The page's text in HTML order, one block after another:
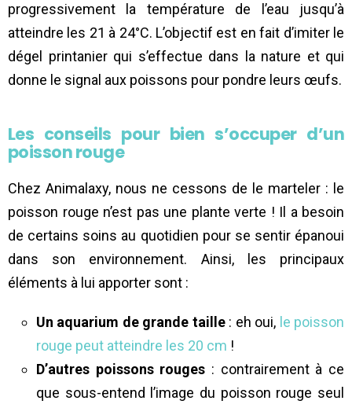
progressivement la température de l’eau jusqu’à
atteindre les 21 à 24°C. L’objectif est en fait d’imiter le
dégel printanier qui s’effectue dans la nature et qui
donne le signal aux poissons pour pondre leurs œufs.
Les conseils pour bien s’occuper d’un
poisson rouge
Chez Animalaxy, nous ne cessons de le marteler : le
poisson rouge n’est pas une plante verte ! Il a besoin
de certains soins au quotidien pour se sentir épanoui
dans son environnement. Ainsi, les principaux
éléments à lui apporter sont :
Un aquarium de grande taille: eh oui, le poisson
rouge peut atteindre les 20 cm !
D’autres poissons rouges : contrairement à ce
que sous-entend l’image du poisson rouge seul